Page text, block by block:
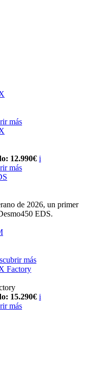
más
12.990€ i
más
de 2026, un primer
EDS.
más
Factory
15.290€ i
más